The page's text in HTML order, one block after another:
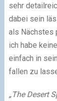
sehr
dabei sein
als Nächstes
ich habe
einfach in
fallen zu
„The Desert